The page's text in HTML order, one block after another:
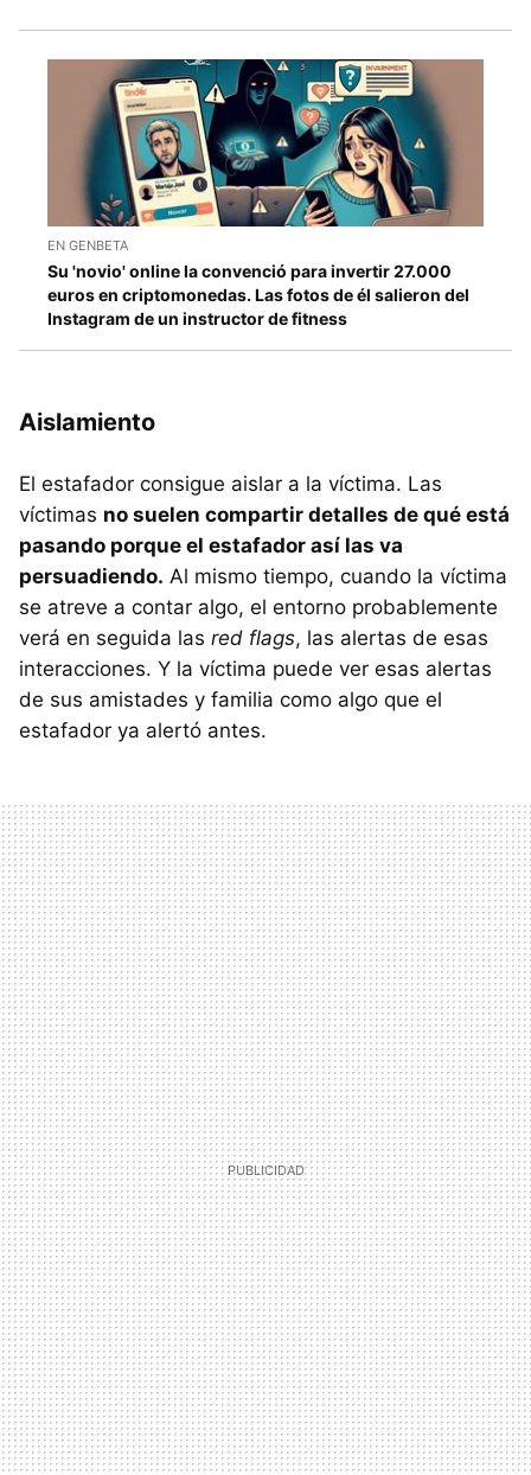
EN GENBETA
Su 'novio' online la convenció para invertir 27.000
euros en criptomonedas. Las fotos de él salieron del
Instagram de un instructor de fitness
Aislamiento
El estafador consigue aislar a la víctima. Las
víctimas no suelen compartir detalles de qué está
pasando porque el estafador así las va
persuadiendo. Al mismo tiempo, cuando la víctima
se atreve a contar algo, el entorno probablemente
verá en seguida las red flags, las alertas de esas
interacciones. Y la víctima puede ver esas alertas
de sus amistades y familia como algo que el
estafador ya alertó antes.